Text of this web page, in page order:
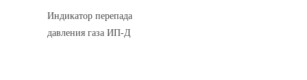
Индикатор перепада
давления газа ИП-Д